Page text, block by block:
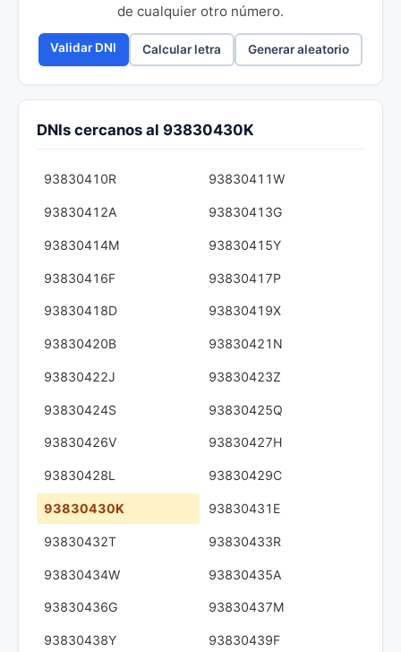
de cualquier otro número.
Validar DNI Calcular letra Generar aleatorio
DNIs cercanos al 93830430K
93830410R 93830411W
93830412A 93830413G
93830414M 93830415Y
93830416F 93830417P
93830418D 93830419X
93830420B 93830421N
93830422J 93830423Z
93830424S 93830425Q
93830426V 93830427H
93830428L 93830429C
93830430K 93830431E
93830432T 93830433R
93830434W 93830435A
93830436G 93830437M
93830438Y 93830439F